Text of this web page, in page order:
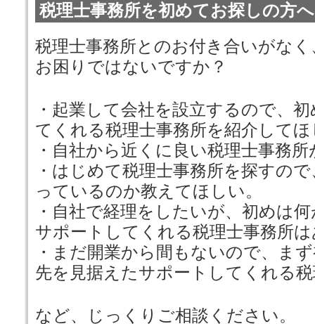
税理士事務所を初めてお探しの方へ
税理士事務所とのお付き合いがな
お困りではないですか？
・起業して会社を設立するので、
てくれる税理士事務所を紹介して
・自社から近くに良い税理士事務
・はじめて税理士事務所を探すの
っているのか教えてほしい。
・自社で経理をしたいが、初めは
サポートしてくれる税理士事務所
・まだ開業から間もないので、ま
先を見据えたサポートしてくれる
など、じっくりご相談ください。